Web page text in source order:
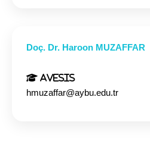
Doç. Dr. Haroon MUZAFFAR
Avesis
hmuzaffar@aybu.edu.tr